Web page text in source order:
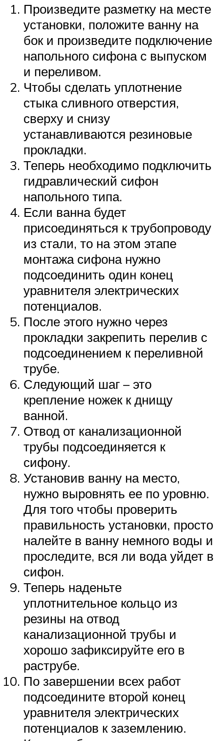
Произведите разметку на месте
установки, положите ванну на
бок и произведите подключение
напольного сифона с выпуском
и переливом.
Чтобы сделать уплотнение
стыка сливного отверстия,
сверху и снизу
устанавливаются резиновые
прокладки.
Теперь необходимо подключить
гидравлический сифон
напольного типа.
Если ванна будет
присоединяться к трубопроводу
из стали, то на этом этапе
монтажа сифона нужно
подсоединить один конец
уравнителя электрических
потенциалов.
После этого нужно через
прокладки закрепить перелив с
подсоединением к переливной
трубе.
Следующий шаг – это
крепление ножек к днищу
ванной.
Отвод от канализационной
трубы подсоединяется к
сифону.
Установив ванну на место,
нужно выровнять ее по уровню.
Для того чтобы проверить
правильность установки, просто
налейте в ванну немного воды и
проследите, вся ли вода уйдет в
сифон.
Теперь наденьте
уплотнительное кольцо из
резины на отвод
канализационной трубы и
хорошо зафиксируйте его в
раструбе.
По завершении всех работ
подсоедините второй конец
уравнителя электрических
потенциалов к заземлению.